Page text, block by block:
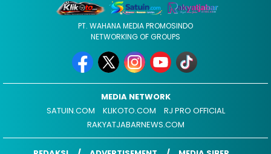
PT. WAHANA MEDIA PROMOSINDO
NETWORKING OF GROUPS
MEDIA NETWORK
SATUIN.COM
KLIKOTO.COM
RJ PRO OFFICIAL
RAKYATJABARNEWS.COM